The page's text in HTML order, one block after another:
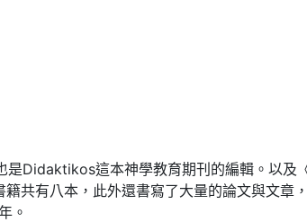
Didaktikos這本神學教育期刊的編輯。以及
共有八本，此外還書寫了大量的論文與文章
。